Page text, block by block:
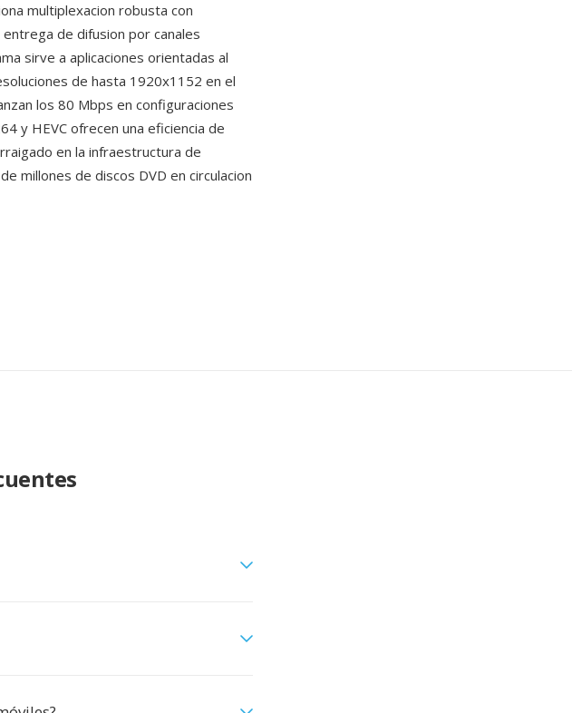
multiplexacion robusta con
de difusion por canales
sirve a aplicaciones orientadas al
de hasta 1920x1152 en el
los 80 Mbps en configuraciones
y HEVC ofrecen una eficiencia de
en la infraestructura de
millones de discos DVD en circulacion